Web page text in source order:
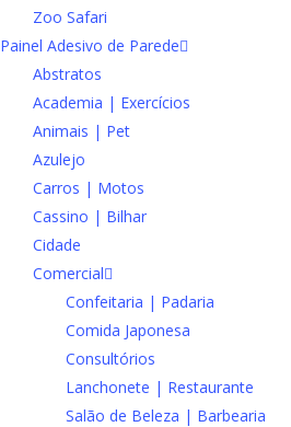
Zoo Safari
Painel Adesivo de Parede
Abstratos
Academia | Exercícios
Animais | Pet
Azulejo
Carros | Motos
Cassino | Bilhar
Cidade
Comercial
Confeitaria | Padaria
Comida Japonesa
Consultórios
Lanchonete | Restaurante
Salão de Beleza | Barbearia